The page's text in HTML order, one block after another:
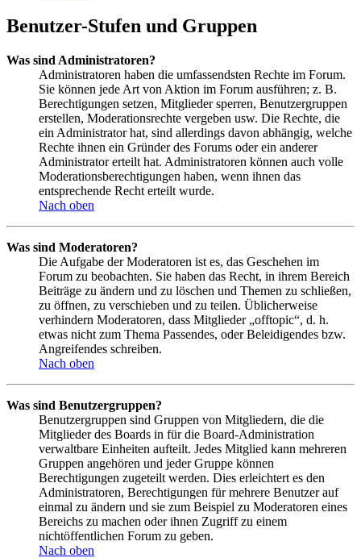
Benutzer-Stufen und Gruppen
Was sind Administratoren?
Administratoren haben die umfassendsten Rechte im Forum.
Sie können jede Art von Aktion im Forum ausführen; z. B.
Berechtigungen setzen, Mitglieder sperren, Benutzergruppen
erstellen, Moderationsrechte vergeben usw. Die Rechte, die
ein Administrator hat, sind allerdings davon abhängig, welche
Rechte ihnen ein Gründer des Forums oder ein anderer
Administrator erteilt hat. Administratoren können auch volle
Moderationsberechtigungen haben, wenn ihnen das
entsprechende Recht erteilt wurde.
Nach oben
Was sind Moderatoren?
Die Aufgabe der Moderatoren ist es, das Geschehen im
Forum zu beobachten. Sie haben das Recht, in ihrem Bereich
Beiträge zu ändern und zu löschen und Themen zu schließen,
zu öffnen, zu verschieben und zu teilen. Üblicherweise
verhindern Moderatoren, dass Mitglieder „offtopic“, d. h.
etwas nicht zum Thema Passendes, oder Beleidigendes bzw.
Angreifendes schreiben.
Nach oben
Was sind Benutzergruppen?
Benutzergruppen sind Gruppen von Mitgliedern, die die
Mitglieder des Boards in für die Board-Administration
verwaltbare Einheiten aufteilt. Jedes Mitglied kann mehreren
Gruppen angehören und jeder Gruppe können
Berechtigungen zugeteilt werden. Dies erleichtert es den
Administratoren, Berechtigungen für mehrere Benutzer auf
einmal zu ändern und sie zum Beispiel zu Moderatoren eines
Bereichs zu machen oder ihnen Zugriff zu einem
nichtöffentlichen Forum zu geben.
Nach oben